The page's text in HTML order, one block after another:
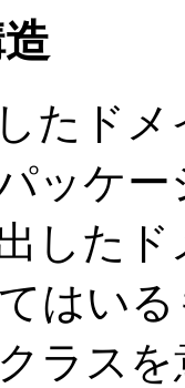
たド
ッケ
した
はい
ラス